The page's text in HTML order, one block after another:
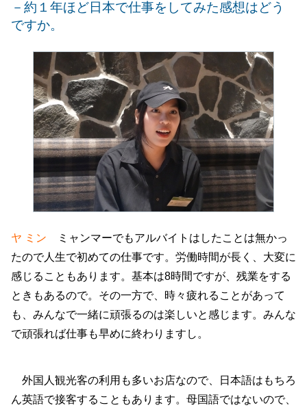
－約１年ほど日本で仕事をしてみた感想はどう
ですか。
ヤ ミン ミャンマーでもアルバイトはしたことは無かっ
たので人生で初めての仕事です。労働時間が長く、大変に
感じることもあります。基本は8時間ですが、残業をする
ときもあるので。その一方で、時々疲れることがあって
も、みんなで一緒に頑張るのは楽しいと感じます。みんな
で頑張れば仕事も早めに終わりますし。
外国人観光客の利用も多いお店なので、日本語はもちろ
ん英語で接客することもあります。母国語ではないので、